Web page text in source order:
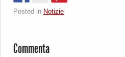
Posted in Notizie
Commenta